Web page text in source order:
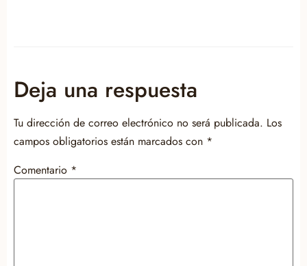
Deja una respuesta
Tu dirección de correo electrónico no será publicada. Los
campos obligatorios están marcados con *
Comentario *